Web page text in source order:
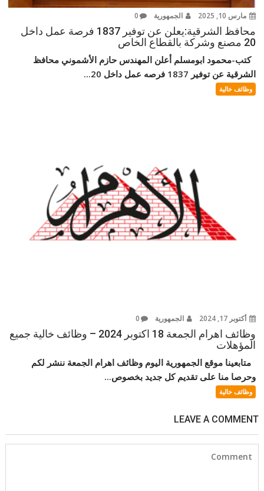
مارس 10, 2025 الجمهورية 0
محافظ الشرقية:يعلن عن توفير 1837 فرصة عمل داخل
20 مصنع وشركة بالقطاع الخاص
كتب-محمود ابومسلم أعلن المهندس حازم الأشموني محافظ
الشرقية عن توفير 1837 فرصه عمل داخل 20...
وظائف خالية
أكتوبر 17, 2024 الجمهورية 0
وظائف اهرام الجمعة 18 اكتوبر 2024 – وظائف خالية جميع
المؤهلات
متابعينا موقع الجمهورية اليوم وظائف اهرام الجمعة ننشر لكم
وحرصا منا على تقديم كل جديد بخصوص...
وظائف خالية
LEAVE A COMMENT